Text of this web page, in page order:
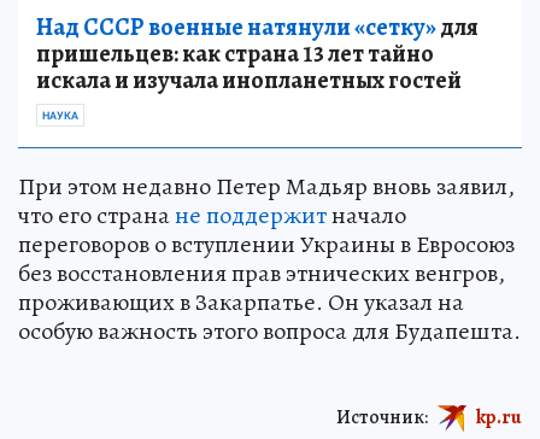
Над СССР военные натянули «сетку»для
пришельцев: как страна 13 лет тайно
искала и изучала инопланетных гостей
НАУКА
При этом недавно Петер Мадьяр вновь заявил,
что его странане поддержитначало
переговоров о вступлении Украины в Евросоюз
без восстановления прав этнических венгров,
проживающих в Закарпатье. Он указал на
особую важность этого вопроса для Будапешта.
Источник: kp.ru